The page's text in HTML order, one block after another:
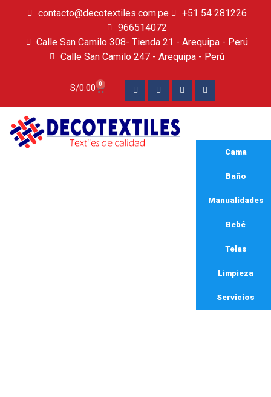
contacto@decotextiles.com.pe
+51 54 281226
966514072
Calle San Camilo 308- Tienda 21 - Arequipa - Perú
Calle San Camilo 247 - Arequipa - Perú​
S/0.00 0
Cama
Baño
Manualidades
Bebé
Telas
Limpieza
Servicios